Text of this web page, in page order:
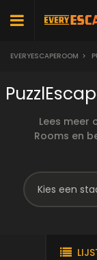
EVERYESCAPEROOM >
Lees meer
Rooms en